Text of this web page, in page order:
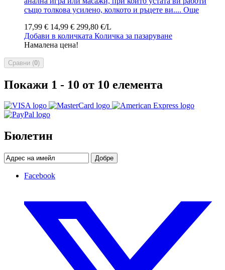
също толкова усилено, колкото и ръцете ви.... Още
17,99 € 14,99 € 299,80 €/L
Добави в количката Количка за пазаруване
Намалена цена!
Сравни (0)
Покажи 1 - 10 от 10 елемента
Бюлетин
Добре
Facebook